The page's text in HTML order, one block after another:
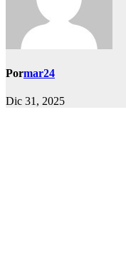
Pormar24
Dic 31, 2025